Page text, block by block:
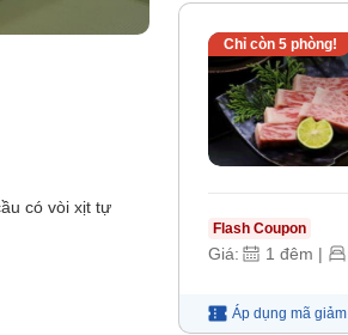
có vòi xịt tự
Chỉ còn 5phòng!
Flash Coupon
Giá: 1 đêm |
Áp dụng mã giảm